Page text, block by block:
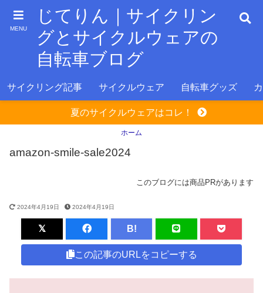
MENU
じてりん｜サイクリン
グとサイクルウェアの
自転車ブログ
サイクリング記事 サイクルウェア 自転車グッズ
夏のサイクルウェアはコレ！
ホーム
amazon-smile-sale2024
2024年4月19日 2024年4月19日
このブログには商品PRがあります
B!
この記事のURLをコピーする